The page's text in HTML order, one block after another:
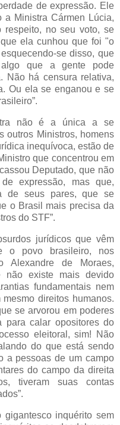
de expressão. Ele
a Ministra Cármen Lúcia,
respeito, no seu voto, se
ela cunhou que foi "o
se disso, que
algo que a gente pode
Não há censura relativa,
Ou ela se enganou e se
não é a única a se
outros Ministros, homens
inequívoca, estão de
que concentrou em
Deputado, que não
expressão, mas que,
de seus pares, que se
o Brasil mais precisa da
do STF”.
jurídicos que vêm
o povo brasileiro, nos
Alexandre de Moraes,
não existe mais devido
fundamentais nem
direitos humanos.
se arvorou em poderes
para calar opositores do
eleitoral, sim! Não
do que está sendo
a pessoas de um campo
do campo da direita
tiveram suas contas
inquérito sem